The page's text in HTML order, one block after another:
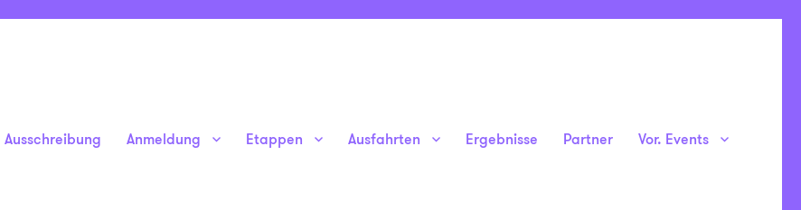
Ausschreibung Anmeldung Etappen Ausfahrten Ergebnisse Partner Vor. Events